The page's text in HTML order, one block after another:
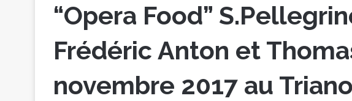
“Opera Food”
Frédéric Anton et
novembre 2017 au